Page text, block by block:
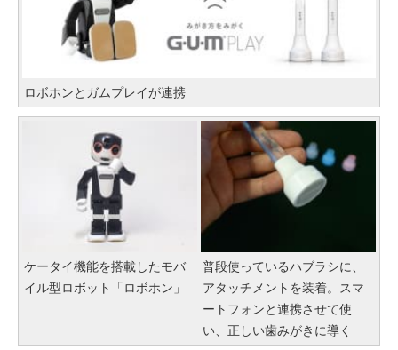
ロボホンとガムプレイが連携
ケータイ機能を搭載したモバ
イル型ロボット「ロボホン」
普段使っているハブラシに、
アタッチメントを装着。スマ
ートフォンと連携させて使
い、正しい歯みがきに導く